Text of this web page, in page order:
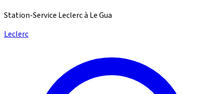
Station-Service Leclerc à Le Gua
Leclerc